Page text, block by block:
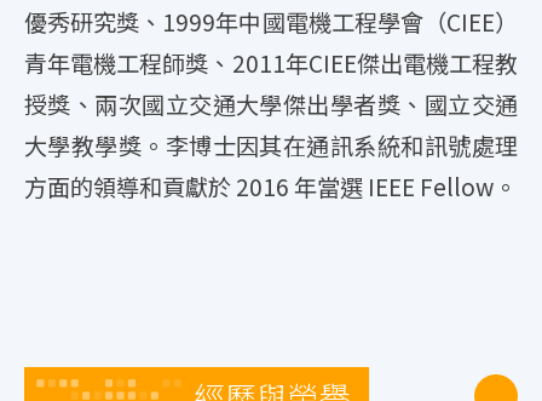
優秀研究獎、1999年中國電機工程學會（CIEE）
青年電機工程師獎、2011年CIEE傑出電機工程教
授獎、兩次國立交通大學傑出學者獎、國立交通
大學教學獎。李博士因其在通訊系統和訊號處理
方面的領導和貢獻於 2016 年當選 IEEE Fellow。